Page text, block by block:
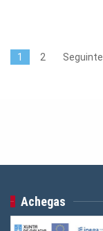
1 2 Seguinte
Achegas